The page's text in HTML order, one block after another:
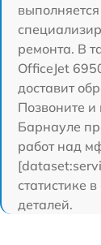
ремонта. В
OfficeJet
доставит
Позвоните
Барнауле
работ над
статистике
деталей.